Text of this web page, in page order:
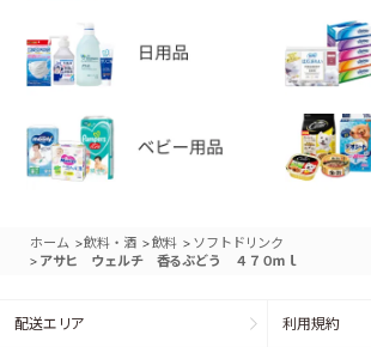
ホーム >飲料・酒 >飲料 > ソフトドリンク
> アサヒ ウェルチ 香るぶどう ４７０ｍｌ
配送エリア 利用規約